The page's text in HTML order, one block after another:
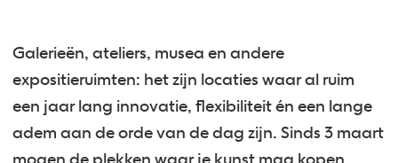
Galerieën, ateliers, musea en andere
expositieruimten: het zijn locaties waar al ruim
een jaar lang innovatie, flexibiliteit én een lange
adem aan de orde van de dag zijn. Sinds 3 maart